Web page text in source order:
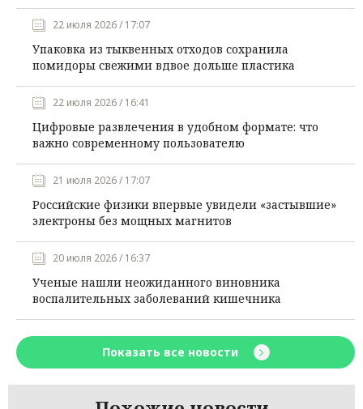
22 июля 2026 / 17:07
Упаковка из тыквенных отходов сохранила
помидоры свежими вдвое дольше пластика
22 июля 2026 / 16:41
Цифровые развлечения в удобном формате: что
важно современному пользователю
21 июля 2026 / 17:07
Российские физики впервые увидели «застывшие»
электроны без мощных магнитов
20 июля 2026 / 16:37
Ученые нашли неожиданного виновника
воспалительных заболеваний кишечника
Показать все новости